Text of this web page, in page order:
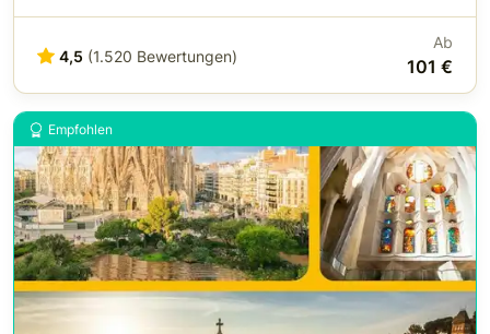
4,5 (1.520 Bewertungen)
Ab
101 €
Empfohlen